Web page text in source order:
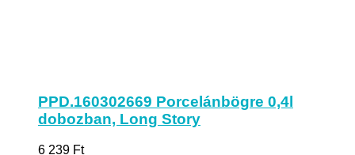
PPD.160302669 Porcelánbögre 0,4l
dobozban, Long Story
6 239 Ft